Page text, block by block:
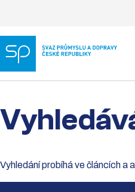
Vyhledání probíhá ve článcích a